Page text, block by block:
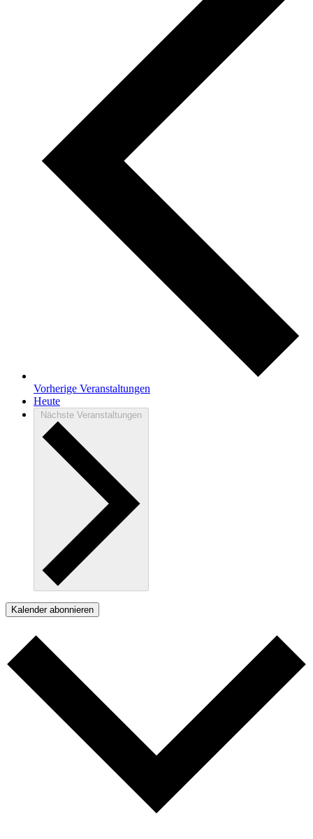
Vorherige Veranstaltungen
Heute
Nächste Veranstaltungen
Kalender abonnieren